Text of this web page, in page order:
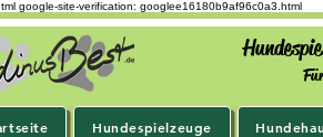
google-site-verification: googlee16180b9af96c0a3.html
Hundespielzeuge